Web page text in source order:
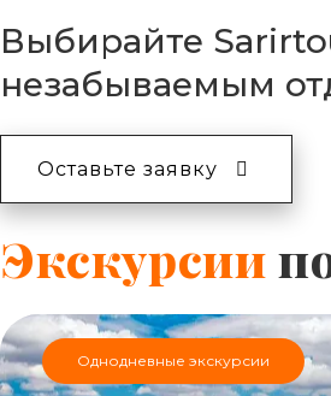
Выбирайте
незабываемым
Оставьте заявку
Экскурсии
Однодневные экскурсии